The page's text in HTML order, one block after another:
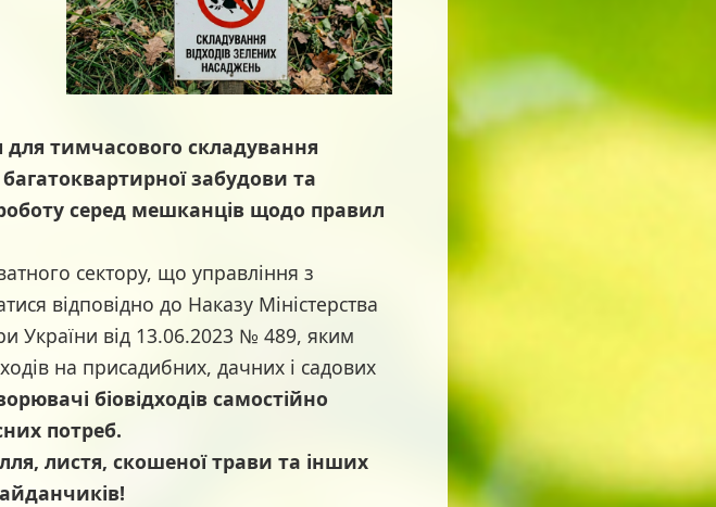
тимчасового складування
забудови та
серед мешканців щодо правил
сектору, що управління з
відповідно до Наказу Міністерства
України від 13.06.2023 № 489, яким
на присадибних, дачних і садових
біовідходів самостійно
потреб.
листя, скошеної трави та інших